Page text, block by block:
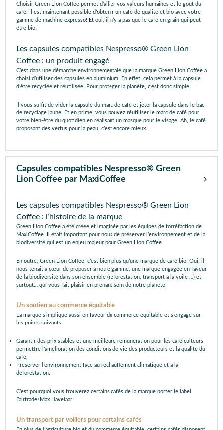
Choisir Green Lion Coffee permet d’allier vos valeurs humaines et le goût du
café. Il est maintenant possible d’obtenir un café de qualité et bio avec votre
gamme de machine expresso! Et oui, il n’y a pas que le café en grain qui peut
être bio!
Les capsules compatibles Nespresso® Green Lion
Coffee : un produit engagé
C’est dans une démarche environnementale que la marque Green Lion Coffee a
choisi d’utiliser des capsules en aluminium. En effet, cela permet à la capsule
d’être recyclée et réutilisée. Pour protéger la planète, c’est donc simple!
Il vous suffit de vider la capsule du marc de café et jeter la capsule dans le bac
de recyclage jaune. Et en prime, vous pouvez réutiliser le marc de café pour
votre bien-être du quotidien en réalisant un masque pour le visage! Ah, le café
proposant des vertus pour la peau, c’est encore mieux.
Capsules compatibles Nespresso® Green
Lion Coffee par MaxiCoffee
Les capsules compatibles Nespresso® Green Lion
Coffee : l’histoire de la marque
Green Lion Coffee a été créée et imaginée par les équipes de torréfaction de
MaxiCoffee. Il était important pour nous de préserver l’environnement et de la
biodiversité qui est un enjeu majeur pour Green Lion Coffee.
En outre, Green Lion Coffee, c’est bien plus qu’une marque de café bio! Oui, il
nous tenait à cœur de proposer à notre gamme, une marque engagée en faveur
de la biodiversité dans son ensemble (reforestation, transport à la voile …) et
surtout… qui vous fait plaisir en prenant soin de notre planète!
Un soutien au commerce équitable
La marque s’implique aussi en faveur du commerce équitable et s’engage sur
les points suivants:
Garantir des prix stables et une meilleure rémunération pour les caféiculteurs
permettre l’amélioration des conditions de vie des producteurs et la qualité du
café,
Préserver l’environnement face au réchauffement climatique et à la
déforestation.
C’est pourquoi vous trouverez certains cafés de la marque porter le label
Fairtrade/Max Havelaar.
Un transport par voiliers pour certains cafés